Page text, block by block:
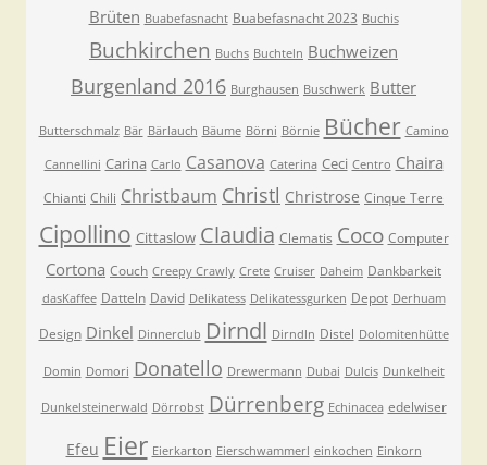
Brüten Buabefasnacht Buabefasnacht 2023 Buchis
Buchkirchen Buchs Buchteln Buchweizen
Burgenland 2016 Burghausen Buschwerk Butter
Butterschmalz Bär Bärlauch Bäume Börni Börnie Bücher Camino
Cannellini Carina Carlo Casanova Caterina Ceci Centro Chaira
Chianti Chili Christbaum Christl Christrose Cinque Terre
Cipollino Cittaslow Claudia Clematis Coco Computer
Cortona Couch Creepy Crawly Crete Cruiser Daheim Dankbarkeit
dasKaffee Datteln David Delikatess Delikatessgurken Depot Derhuam
Design Dinkel Dinnerclub Dirndl Dirndln Distel Dolomitenhütte
Domin Domori Donatello Drewermann Dubai Dulcis Dunkelheit
Dunkelsteinerwald Dörrobst Dürrenberg Echinacea edelwiser
Efeu Eier Eierkarton Eierschwammerl einkochen Einkorn